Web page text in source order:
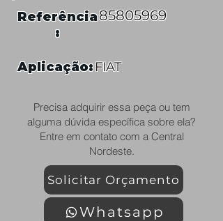
Referência
:
85805969
Aplicação:FIAT
Precisa adquirir essa peça ou tem
alguma dúvida específica sobre ela?
Entre em contato com a Central
Nordeste.
Solicitar Orçamento
Whatsapp